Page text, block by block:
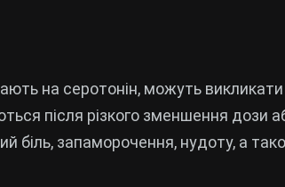
на серотонін, можуть
після різкого зменшення дози
запаморочення, нудоту, а